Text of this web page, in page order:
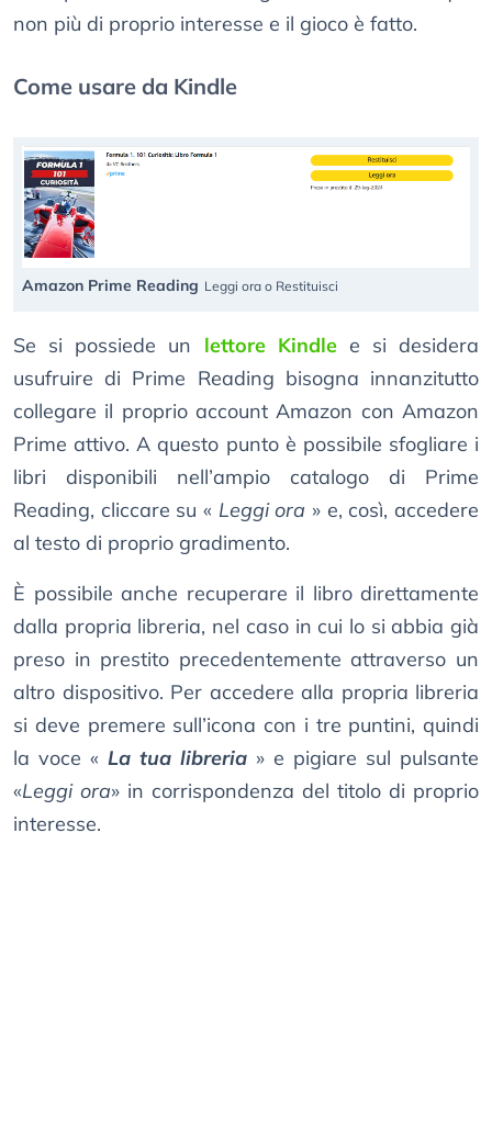
non più di proprio interesse e il gioco è fatto.
Come usare da Kindle
Amazon Prime Reading Leggi ora o Restituisci
Se si possiede un lettore Kindlee si desidera
usufruire di Prime Reading bisogna innanzitutto
collegare il proprio account Amazon con Amazon
Prime attivo. A questo punto è possibile sfogliare i
libri disponibili nell’ampio catalogo di Prime
Reading, cliccare su « Leggi ora » e, così, accedere
al testo di proprio gradimento.
È possibile anche recuperare il libro direttamente
dalla propria libreria, nel caso in cui lo si abbia già
preso in prestito precedentemente attraverso un
altro dispositivo. Per accedere alla propria libreria
si deve premere sull’icona con i tre puntini, quindi
la voce « La tua libreria » e pigiare sul pulsante
«Leggi ora» in corrispondenza del titolo di proprio
interesse.